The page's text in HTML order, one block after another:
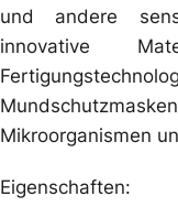
und andere
innovative
Mikroorganismen
Eigenschaften: